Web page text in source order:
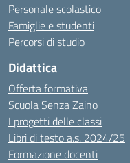
Personale scolastico
Famiglie e studenti
Percorsi di studio
Didattica
Offerta formativa
Scuola Senza Zaino
I progetti delle classi
Libri di testo a.s. 2024/25
Formazione docenti